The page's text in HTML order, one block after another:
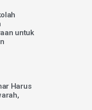
untuk
Harus